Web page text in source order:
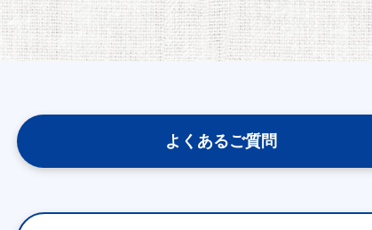
よくあるご質問